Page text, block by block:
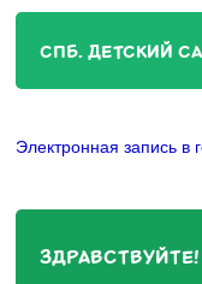
СПБ. ДЕТСКИЙ
Электронная запись в
ЗДРАВСТВУЙТЕ!